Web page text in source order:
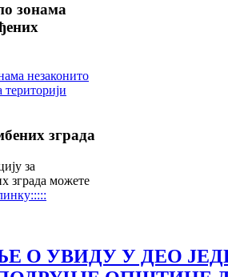
зонама
незаконито
територији
зграда
за
зграда можете
О УВИДУ У ДЕО